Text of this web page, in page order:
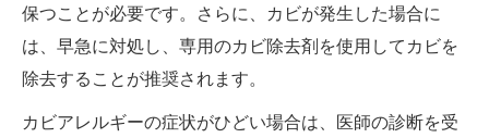
保つことが必要です。さらに、カビが発生した場合に
は、早急に対処し、専用のカビ除去剤を使用してカビを
除去することが推奨されます。
カビアレルギーの症状がひどい場合は、医師の診断を受